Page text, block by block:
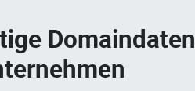
Domaindaten